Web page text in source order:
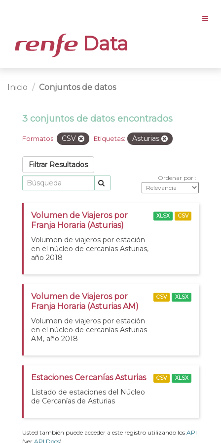
Data
Inicio Conjuntos de datos
3 conjuntos de datos encontrados
Formatos: CSV Etiquetas: Asturias
Filtrar Resultados
Ordenar por
Volumen de Viajeros por
Franja Horaria (Asturias)
Volumen de viajeros por estación
en el núcleo de cercanías Asturias,
año 2018
XLSX CSV
Volumen de Viajeros por
Franja Horaria (Asturias AM)
Volumen de viajeros por estación
en el núcleo de cercanías Asturias
AM, año 2018
CSV XLSX
Estaciones Cercanías Asturias
Listado de estaciones del Núcleo
de Cercanías de Asturias
CSV XLSX
Usted también puede acceder a este registro utilizando los API
(ver API Docs).